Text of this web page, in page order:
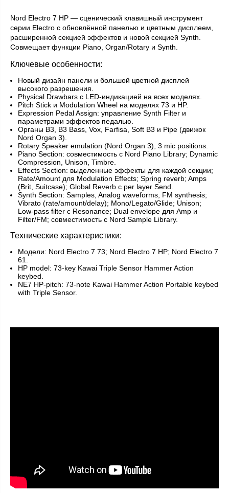
Nord Electro 7 HP — сценический клавишный инструмент
серии Electro с обновлённой панелью и цветным дисплеем,
расширенной секцией эффектов и новой секцией Synth.
Совмещает функции Piano, Organ/Rotary и Synth.
Ключевые особенности:
Новый дизайн панели и большой цветной дисплей
высокого разрешения.
Physical Drawbars с LED-индикацией на всех моделях.
Pitch Stick и Modulation Wheel на моделях 73 и HP.
Expression Pedal Assign: управление Synth Filter и
параметрами эффектов педалью.
Органы B3, B3 Bass, Vox, Farfisa, Soft B3 и Pipe (движок
Nord Organ 3).
Rotary Speaker emulation (Nord Organ 3), 3 mic positions.
Piano Section: совместимость с Nord Piano Library; Dynamic
Compression, Unison, Timbre.
Effects Section: выделенные эффекты для каждой секции;
Rate/Amount для Modulation Effects; Spring reverb; Amps
(Brit, Suitcase); Global Reverb с per layer Send.
Synth Section: Samples, Analog waveforms, FM synthesis;
Vibrato (rate/amount/delay); Mono/Legato/Glide; Unison;
Low-pass filter с Resonance; Dual envelope для Amp и
Filter/FM; совместимость с Nord Sample Library.
Технические характеристики:
Модели: Nord Electro 7 73; Nord Electro 7 HP; Nord Electro 7
61.
HP model: 73-key Kawai Triple Sensor Hammer Action
keybed.
NE7 HP-pitch: 73-note Kawai Hammer Action Portable keybed
with Triple Sensor.